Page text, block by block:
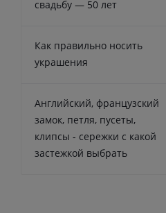
свадьбу — 50 лет
Как правильно носить
украшения
Английский, французский
замок, петля, пусеты,
клипсы - сережки с какой
застежкой выбрать